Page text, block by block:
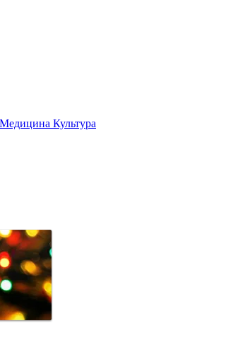
Медицина Культура